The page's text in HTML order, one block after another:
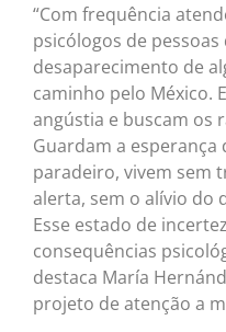
“Com frequência
psicólogos de
desaparecimento de
caminho pelo México.
angústia e buscam os
Guardam a esperança
paradeiro, vivem sem
alerta, sem o alívio do
Esse estado de
consequências
destaca María
projeto de atenção a